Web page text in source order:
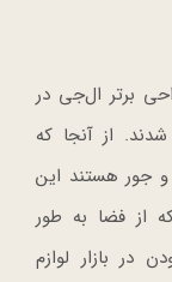
برتر ال‌جی در
از آنجا که
و جور هستند این
از فضا به طور
در بازار لوازم